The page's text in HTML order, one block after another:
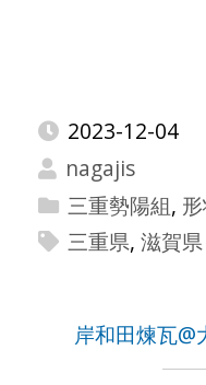
2023-12-04
nagajis
三重勢陽組,
三重県, 滋賀県
岸和田煉瓦